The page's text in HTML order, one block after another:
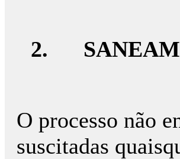
2.
O processo não
suscitadas